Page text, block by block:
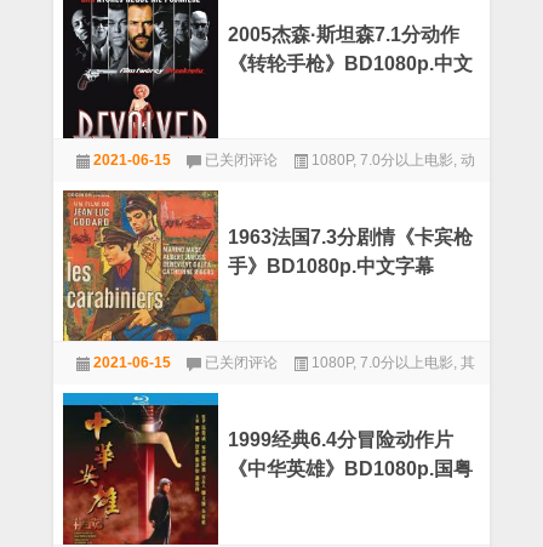
中
文
字
幕
分
剧
情
BD1080p.
中
英
双
字
2005杰森·斯坦森7.1分动作
《转轮手枪》BD1080p.中文
2021-06-15
杰
森
斯
坦
森
7.1
分
动
作
《转
轮
手
枪》
BD1080p.
中
文
字
已关闭评论 1080P, 7.0分以上电影, 动
1963法国7.3分剧情《卡宾枪
手》BD1080p.中文字幕
2021-06-15
法
国
7.3
分
剧
情
《卡
宾
枪
已关闭评论 1080P, 7.0分以上电影, 其
1999经典6.4分冒险动作片
《中华英雄》BD1080p.国粤